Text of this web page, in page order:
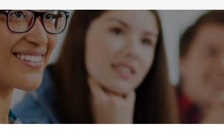
A OBM
Histórico
Premiados da OBM
Comissão Nacional de Olimpíadas
de Matemática da SBM
Coordenadores
Projeto Gráfico da OBM
Regulamento
Como participar
Perguntas frequentes